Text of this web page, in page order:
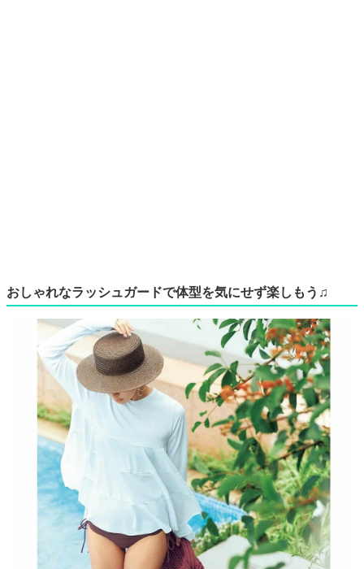
おしゃれなラッシュガードで体型を気にせず楽しもう♫